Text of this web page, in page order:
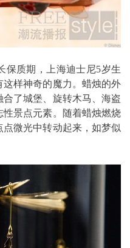
质期，上海迪士尼5岁生
这样神奇的魔力。蜡烛的外
了城堡、旋转木马、海盗
景点元素。随着蜡烛燃烧
微光中转动起来，如梦似